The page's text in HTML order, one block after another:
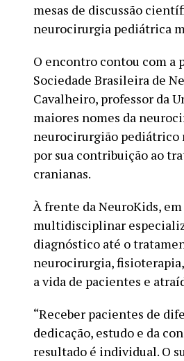
mesas de discussão
neurocirurgia pediátrica
O encontro contou com a
Sociedade Brasileira de
Cavalheiro, professor da
maiores nomes da
neurocirurgião
por sua contribuição ao
cranianas.
À frente da NeuroKids,
multidisciplinar
diagnóstico até o
neurocirurgia,
a vida de pacientes e
“Receber pacientes de
dedicação, estudo e da
resultado é individual. O